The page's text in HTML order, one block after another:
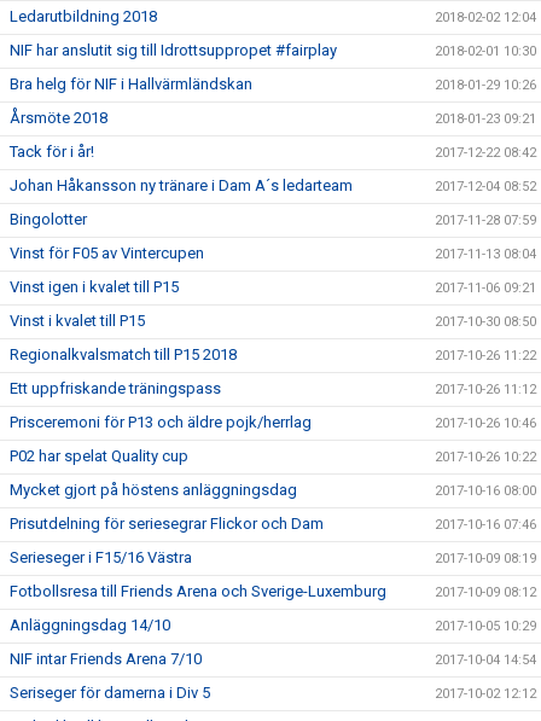
Ledarutbildning 2018 2018-02-02 12:04
NIF har anslutit sig till Idrottsuppropet #fairplay 2018-02-01 10:30
Bra helg för NIF i Hallvärmländskan 2018-01-29 10:26
Årsmöte 2018 2018-01-23 09:21
Tack för i år! 2017-12-22 08:42
Johan Håkansson ny tränare i Dam A´s ledarteam 2017-12-04 08:52
Bingolotter 2017-11-28 07:59
Vinst för F05 av Vintercupen 2017-11-13 08:04
Vinst igen i kvalet till P15 2017-11-06 09:21
Vinst i kvalet till P15 2017-10-30 08:50
Regionalkvalsmatch till P15 2018 2017-10-26 11:22
Ett uppfriskande träningspass 2017-10-26 11:12
Prisceremoni för P13 och äldre pojk/herrlag 2017-10-26 10:46
P02 har spelat Quality cup 2017-10-26 10:22
Mycket gjort på höstens anläggningsdag 2017-10-16 08:00
Prisutdelning för seriesegrar Flickor och Dam 2017-10-16 07:46
Serieseger i F15/16 Västra 2017-10-09 08:19
Fotbollsresa till Friends Arena och Sverige-Luxemburg 2017-10-09 08:12
Anläggningsdag 14/10 2017-10-05 10:29
NIF intar Friends Arena 7/10 2017-10-04 14:54
Seriseger för damerna i Div 5 2017-10-02 12:12